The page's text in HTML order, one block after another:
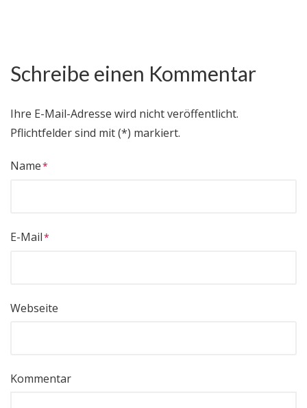
Schreibe einen Kommentar
Ihre E-Mail-Adresse wird nicht veröffentlicht.
Pflichtfelder sind mit (*) markiert.
Name
E-Mail
Webseite
Kommentar